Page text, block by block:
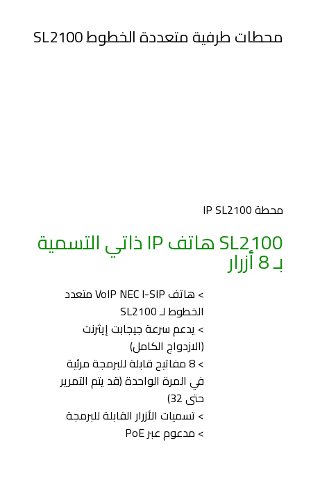
محطات طرفية متعددة الخطوط SL2100
محطة IP SL2100
SL2100 هاتف IP ذاتي التسمية
بـ 8 أزرار
> هاتف VoIP NEC I-SIP متعدد
الخطوط لـ SL2100
> يدعم سرعة جيجابت إيثرنت
(الازدواج الكامل)
> 8 مفاتيح قابلة للبرمجة مرئية
في المرة الواحدة (قد يتم التمرير
حتى 32)
> تسميات الأزرار القابلة للبرمجة
> مدعوم عبر PoE